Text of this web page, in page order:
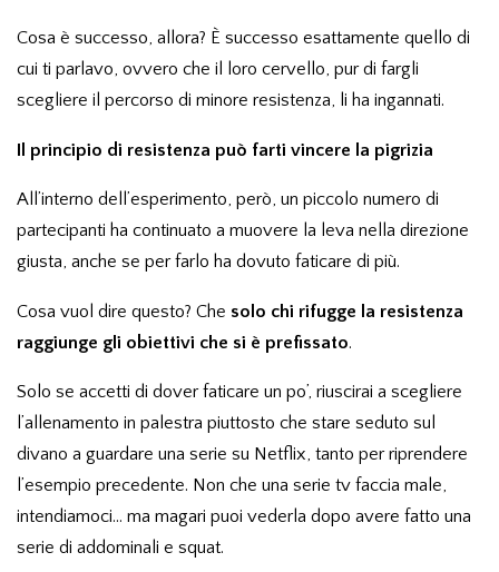
Cosa è successo, allora? È successo esattamente quello di
cui ti parlavo, ovvero che il loro cervello, pur di fargli
scegliere il percorso di minore resistenza, li ha ingannati.
Il principio di resistenza può farti vincere la pigrizia
All’interno dell’esperimento, però, un piccolo numero di
partecipanti ha continuato a muovere la leva nella direzione
giusta, anche se per farlo ha dovuto faticare di più.
Cosa vuol dire questo? Che solo chi rifugge la resistenza
raggiunge gli obiettivi che si è prefissato.
Solo se accetti di dover faticare un po’, riuscirai a scegliere
l’allenamento in palestra piuttosto che stare seduto sul
divano a guardare una serie su Netflix, tanto per riprendere
l’esempio precedente. Non che una serie tv faccia male,
intendiamoci… ma magari puoi vederla dopo avere fatto una
serie di addominali e squat.